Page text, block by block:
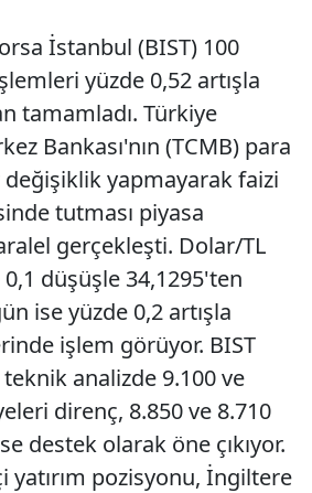
İstanbul (BIST) 100
yüzde 0,52 artışla
tamamladı. Türkiye
Bankası'nın (TCMB) para
yapmayarak faizi
tutması piyasa
gerçekleşti. Dolar/TL
düşüşle 34,1295'ten
ise yüzde 0,2 artışla
işlem görüyor. BIST
analizde 9.100 ve
direnç, 8.850 ve 8.710
destek olarak öne çıkıyor.
yatırım pozisyonu, İngiltere